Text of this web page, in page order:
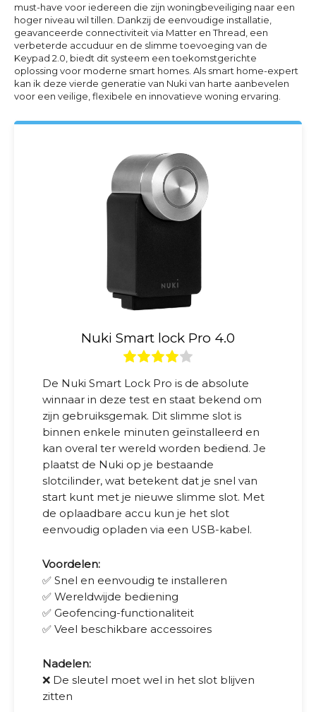
must-have voor iedereen die zijn woningbeveiliging naar een
hoger niveau wil tillen. Dankzij de eenvoudige installatie,
geavanceerde connectiviteit via Matter en Thread, een
verbeterde accuduur en de slimme toevoeging van de
Keypad 2.0, biedt dit systeem een toekomstgerichte
oplossing voor moderne smart homes. Als smart home-expert
kan ik deze vierde generatie van Nuki van harte aanbevelen
voor een veilige, flexibele en innovatieve woning ervaring.
Nuki Smart lock Pro 4.0
De Nuki Smart Lock Pro is de absolute
winnaar in deze test en staat bekend om
zijn gebruiksgemak. Dit slimme slot is
binnen enkele minuten geïnstalleerd en
kan overal ter wereld worden bediend. Je
plaatst de Nuki op je bestaande
slotcilinder, wat betekent dat je snel van
start kunt met je nieuwe slimme slot. Met
de oplaadbare accu kun je het slot
eenvoudig opladen via een USB-kabel.
Voordelen:
✅ Snel en eenvoudig te installeren
✅ Wereldwijde bediening
✅ Geofencing-functionaliteit
✅ Veel beschikbare accessoires
Nadelen:
❌ De sleutel moet wel in het slot blijven
zitten